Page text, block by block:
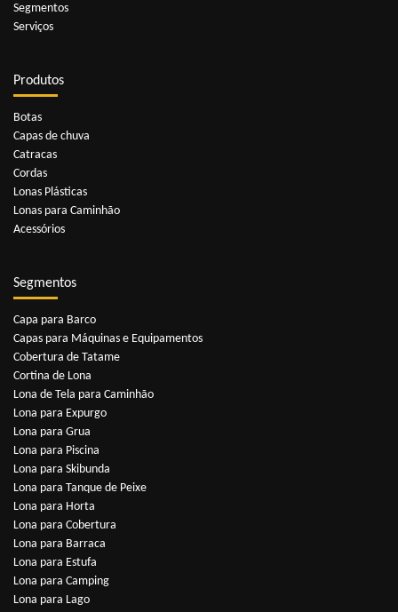
Segmentos
Serviços
Produtos
Botas
Capas de chuva
Catracas
Cordas
Lonas Plásticas
Lonas para Caminhão
Acessórios
Segmentos
Capa para Barco
Capas para Máquinas e Equipamentos
Cobertura de Tatame
Cortina de Lona
Lona de Tela para Caminhão
Lona para Expurgo
Lona para Grua
Lona para Piscina
Lona para Skibunda
Lona para Tanque de Peixe
Lona para Horta
Lona para Cobertura
Lona para Barraca
Lona para Estufa
Lona para Camping
Lona para Lago